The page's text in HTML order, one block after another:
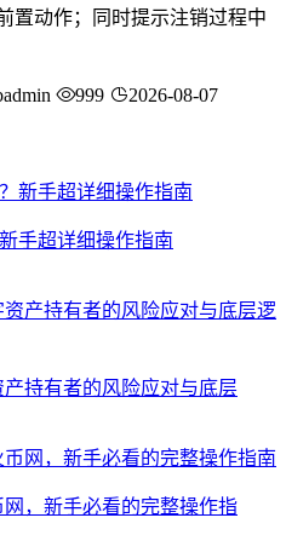
置动作；同时提示注销过程中
999 2026-08-07
手超详细操作指南
持有者的风险应对与底层
网，新手必看的完整操作指